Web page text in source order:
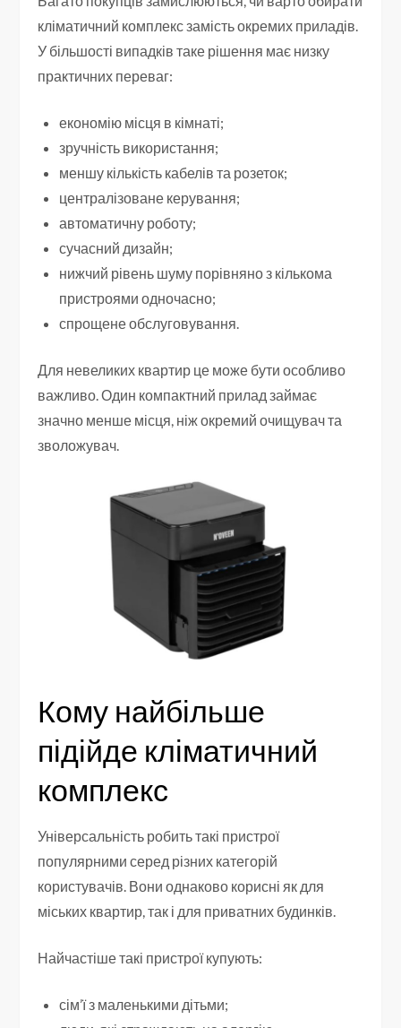
кліматичний комплекс замість окремих приладів.
У більшості випадків таке рішення має низку
практичних переваг:
економію місця в кімнаті;
зручність використання;
меншу кількість кабелів та розеток;
централізоване керування;
автоматичну роботу;
сучасний дизайн;
нижчий рівень шуму порівняно з кількома
пристроями одночасно;
спрощене обслуговування.
Для невеликих квартир це може бути особливо
важливо. Один компактний прилад займає
значно менше місця, ніж окремий очищувач та
зволожувач.
Кому найбільше
підійде кліматичний
комплекс
Універсальність робить такі пристрої
популярними серед різних категорій
користувачів. Вони однаково корисні як для
міських квартир, так і для приватних будинків.
Найчастіше такі пристрої купують:
сім’ї з маленькими дітьми;